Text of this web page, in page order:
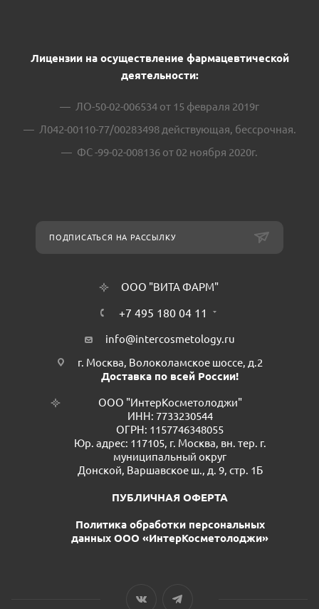
Лицензии на осуществление фармацевтической
деятельности:
ЛО-50-02-006534 от 15 февраля 2019г
Л042-00110-77/00283498 действующая, бессрочная.
ФС -99-02-008136 от 02 ноября 2020г.
ПОДПИСАТЬСЯ НА РАССЫЛКУ
ООО "ВИТА ФАРМ"
+7 495 180 04 11
info@intercosmetology.ru
г. Москва, Волоколамское шоссе, д.2
Доставка по всей России!
ООО "ИнтерКосметолоджи"
ИНН: 7733230544
ОГРН: 1157746348055
Юр. адрес: 117105, г. Москва, вн. тер. г.
муниципальный округ
Донской, Варшавское ш., д. 9, стр. 1Б
ПУБЛИЧНАЯ ОФЕРТА
Политика обработки персональных
данных ООО «ИнтерКосметолоджи»